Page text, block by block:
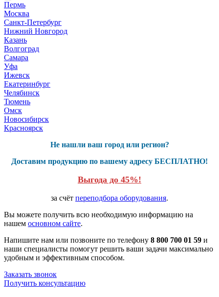
Пермь
Москва
Санкт-Петербург
Нижний Новгород
Казань
Волгоград
Самара
Уфа
Ижевск
Екатеринбург
Челябинск
Тюмень
Омск
Новосибирск
Красноярск
Не нашли ваш город или регион?
Доставим продукцию по вашему адресу БЕСПЛАТНО!
Выгода до 45%!
за счёт переподбора оборудования.
Вы можете получить всю необходимую информацию на
нашем основном сайте.
Напишите нам или позвоните по телефону 8 800 700 01 59 и
наши специалисты помогут решить ваши задачи максимально
удобным и эффективным способом.
Заказать звонок
Получить консультацию